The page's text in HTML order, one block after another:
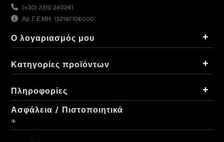
(+30) 2310 240261
Αρ. Γ.Ε.ΜΗ: 132187106000
Ο λογαριασμός μου +
Κατηγορίες προϊόντων +
Πληροφορίες +
Ασφάλεια / Πιστοποιητικά
+